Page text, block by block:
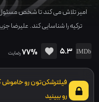
امیر تلاش می کند تا شخص مسئول
ترکیه را شناسایی کند. علیرضا
5.3
77%رضایت
فیلترشکن‌تون رو خاموش
رو ببینید